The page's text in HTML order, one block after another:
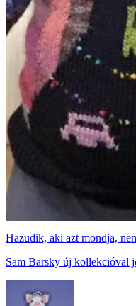
Hazudik, aki azt mondja,
Sam Barsky új kollekcióval